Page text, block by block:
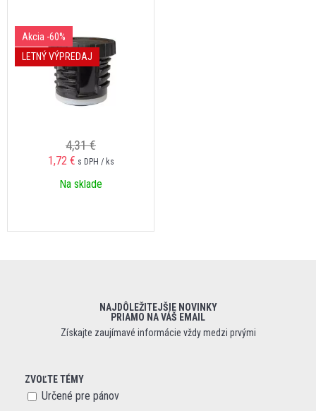
Akcia -60%
LETNÝ VÝPREDAJ
4,31 €
1,72 € s DPH / ks
Na sklade
NAJDÔLEŽITEJŠIE NOVINKY
PRIAMO NA VÁŠ EMAIL
Získajte zaujímavé informácie vždy medzi prvými
ZVOĽTE TÉMY
Určené pre pánov